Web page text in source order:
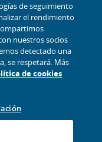
de seguimiento
el rendimiento
nuestros socios
detectado una
se respetará. Más
de cookies